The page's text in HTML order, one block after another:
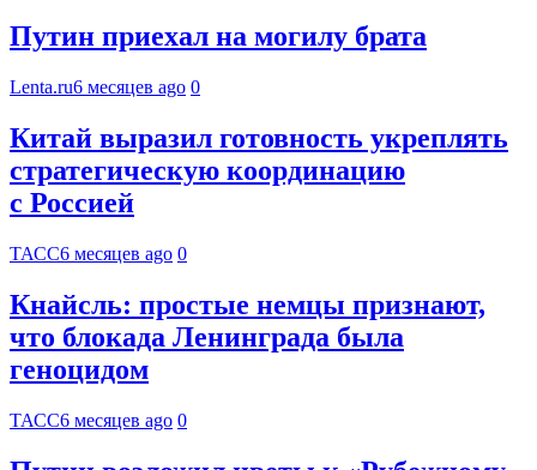
Путин приехал на могилу брата
Lenta.ru6 месяцев ago 0
Китай выразил готовность укреплять
стратегическую координацию
с Россией
ТАСС6 месяцев ago 0
Кнайсль: простые немцы признают,
что блокада Ленинграда была
геноцидом
ТАСС6 месяцев ago 0